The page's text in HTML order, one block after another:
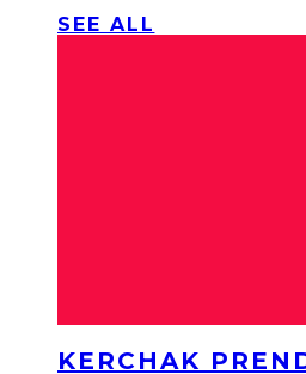
SEE ALL
KERCHAK